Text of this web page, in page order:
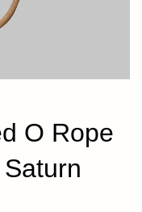
O Rope